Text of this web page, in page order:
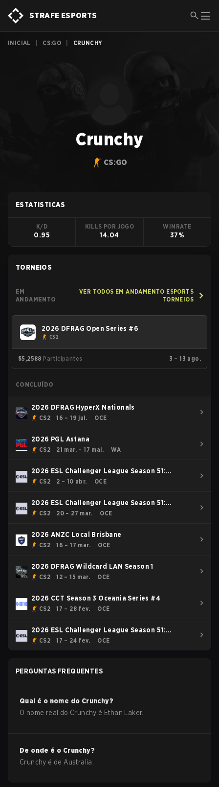
STRAFE ESPORTS
INICIAL CS:GO CRUNCHY
Crunchy
CS:GO
ESTATISTICAS
K/D
0.95
KILLS POR JOGO
14.04
WINRATE
37%
TORNEIOS
EM
ANDAMENTO
VER TODOS EM ANDAMENTO ESPORTS
TORNEIOS
2026 DFRAG Open Series #6
CS2
$5,2588 Participantes 3 – 13 ago.
CONCLUÍDO
2026 DFRAG HyperX Nationals
CS2 16 – 19 jul. OCE
2026 PGL Astana
CS2 21 mar. – 17 mai. WA
2026 ESL Challenger League Season 51:
Oceania - Cup #3
CS2 2 – 10 abr. OCE
2026 ESL Challenger League Season 51:
Oceania - Cup #2
CS2 20 – 27 mar. OCE
2026 ANZC Local Brisbane
CS2 16 – 17 mar. OCE
2026 DFRAG Wildcard LAN Season 1
CS2 12 – 15 mar. OCE
2026 CCT Season 3 Oceania Series #4
CS2 17 – 28 fev. OCE
2026 ESL Challenger League Season 51:
Oceania - Cup #1
CS2 17 – 24 fev. OCE
PERGUNTAS FREQUENTES
Qual é o nome do Crunchy?
O nome real do Crunchy é Ethan Laker.
De onde é o Crunchy?
Crunchy é de Australia